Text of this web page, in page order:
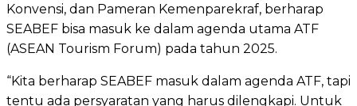
Konvensi, dan Pameran Kemenparekraf, berharap
SEABEF bisa masuk ke dalam agenda utama ATF
(ASEAN Tourism Forum) pada tahun 2025.
“Kita berharap SEABEF masuk dalam agenda ATF, tapi
tentu ada persyaratan yang harus dilengkapi. Untuk